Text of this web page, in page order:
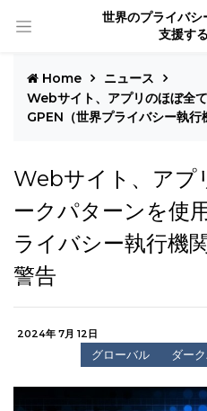
世界のプライバ
支援す
Home
ニュース
Webサイト、アプリのほぼ全
GPEN（世界プライバシー執
Webサイト、アプ
ークパターンを使
ライバシー執行機
警告
2024年 7月 12日
グローバル ダー